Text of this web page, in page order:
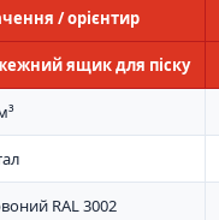
/ орієнтир
ящик для піску
RAL 3002